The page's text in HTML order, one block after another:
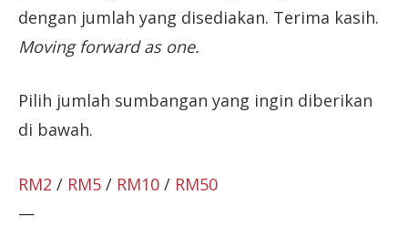
dengan jumlah yang disediakan. Terima kasih.
Moving forward as one.
Pilih jumlah sumbangan yang ingin diberikan
di bawah.
RM2 / RM5 / RM10 / RM50
—